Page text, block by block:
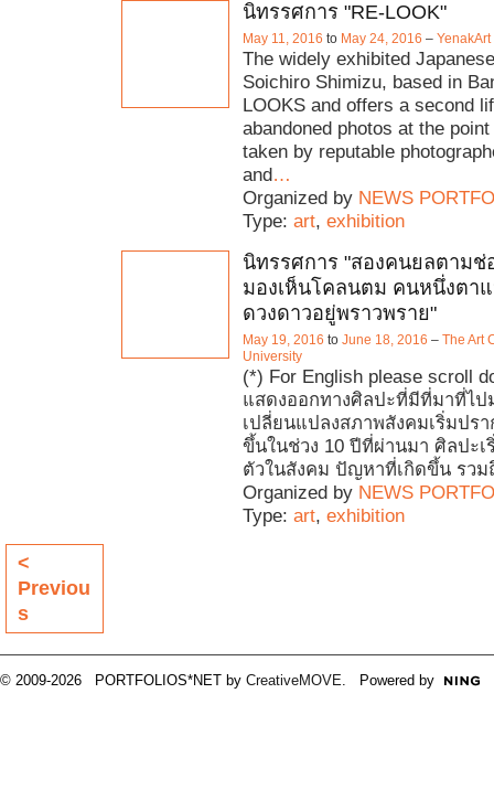
นิทรรศการ "RE-LOOK"
May 11, 2016 to May 24, 2016 –
The widely exhibited
Soichiro Shimizu, based in
LOOKS and offers a second
abandoned photos at the
taken by reputable
and …
Organized by NEWS
Type: art, exhibition
นิทรรศการ "สองคนยลตามช่
มองเห็นโคลนตม คนหนึ่งตา
ดวงดาวอยู่พราวพราย"
May 19, 2016 to June 18, 2016 – The Art
University
(*) For English please scroll
แสดงออกทางศิลปะที่มีที่มาที่ไป
เปลี่ยนแปลงสภาพสังคมเริ่มปร
ขึ้นในช่วง 10 ปีที่ผ่านมา ศิลปะเ
ตัวในสังคม ปัญหาที่เกิดขึ้น รวม
Organized by NEWS
Type: art, exhibition
<
Previou
s
© 2009-2026 PORTFOLIOS*NET by CreativeMOVE. Powered by